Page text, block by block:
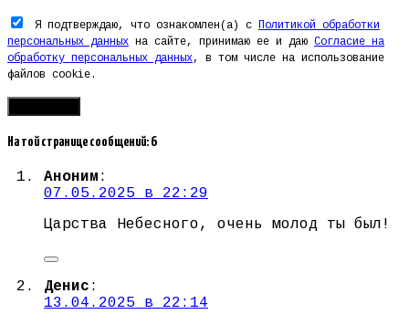
Я подтверждаю, что ознакомлен(а) с
Политикой обработки
персональных данных на сайте, принимаю ее и даю Согласие на
обработку персональных данных, в том числе на использование
файлов cookie.
На той странице сообщений: 6
Аноним :
07.05.2025 в 22:29
Царства Небесного, очень молод ты был!
Денис :
13.04.2025 в 22:14